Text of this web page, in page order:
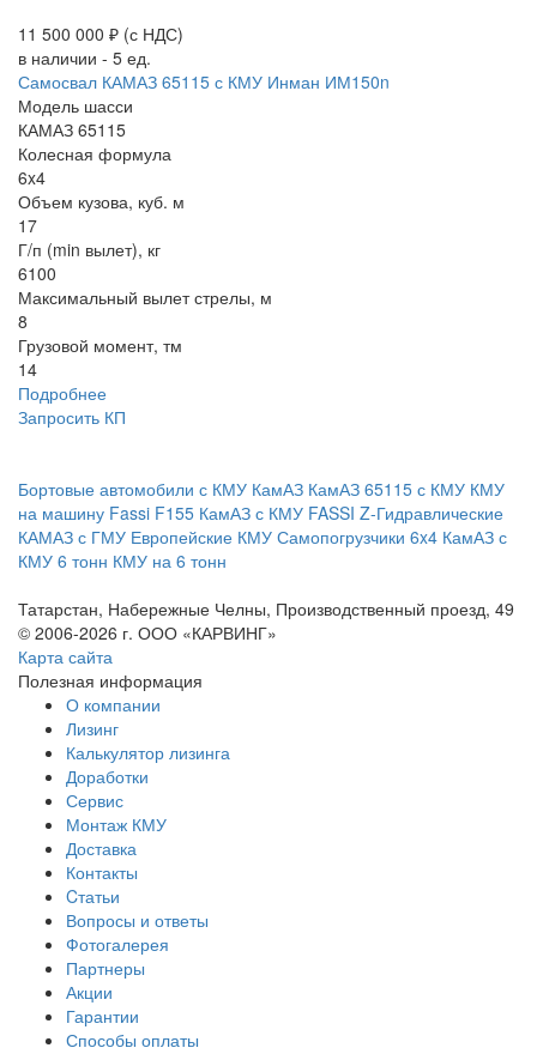
11 500 000 ₽ (с НДС)
в наличии - 5 ед.
Самосвал КАМАЗ 65115 с КМУ Инман ИМ150n
Модель шасси
КАМАЗ 65115
Колесная формула
6x4
Объем кузова, куб. м
17
Г/п (min вылет), кг
6100
Максимальный вылет стрелы, м
8
Грузовой момент, тм
14
Подробнее
Запросить КП
Бортовые автомобили с КМУ КамАЗ КамАЗ 65115 с КМУ КМУ
на машину Fassi F155 КамАЗ с КМУ FASSI Z-Гидравлические
КАМАЗ с ГМУ Европейские КМУ Самопогрузчики 6x4 КамАЗ с
КМУ 6 тонн КМУ на 6 тонн
Татарстан, Набережные Челны, Производственный проезд, 49
© 2006-2026 г. ООО «КАРВИНГ»
Карта сайта
Полезная информация
О компании
Лизинг
Калькулятор лизинга
Доработки
Сервис
Монтаж КМУ
Доставка
Контакты
Cтатьи
Вопросы и ответы
Фотогалерея
Партнеры
Акции
Гарантии
Способы оплаты